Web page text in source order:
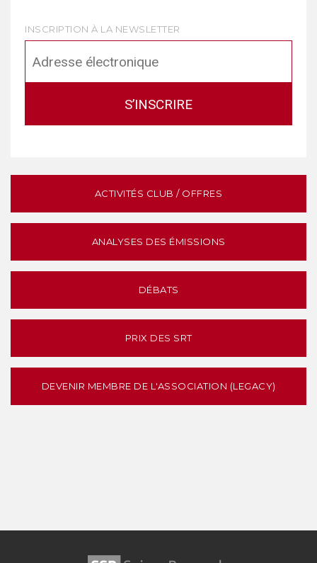
INSCRIPTION À LA NEWSLETTER
ACTIVITÉS CLUB / OFFRES
ANALYSES DES ÉMISSIONS
DÉBATS
PRIX DES SRT
DEVENIR MEMBRE DE L'ASSOCIATION (LEGACY)